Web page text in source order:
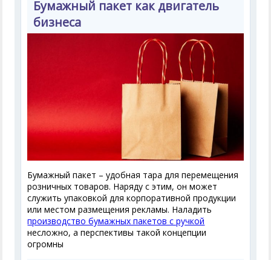
Бумажный пакет как двигатель
бизнеса
Бумажный пакет – удобная тара для перемещения
розничных товаров. Наряду с этим, он может
служить упаковкой для корпоративной продукции
или местом размещения рекламы. Наладить
производство бумажных пакетов с ручкой
несложно, а перспективы такой концепции
огромны